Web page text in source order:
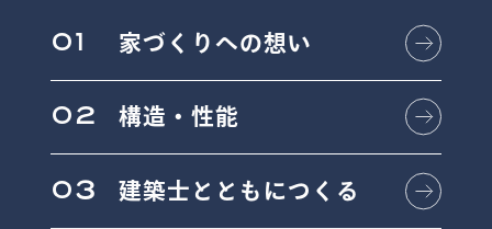
01 家づくりへの想い
02 構造・性能
03 建築士とともにつくる